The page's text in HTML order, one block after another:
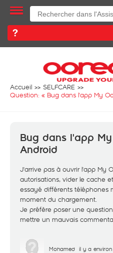
Accueil
SELFCARE
Question: « Bug dans l'app My
Bug dans l'app
Android
J'arrive pas à ouvrir l'app My
autorisations, vider le cache
essayé différents téléphones
moment du chargement.
Je préfère poser une
mettre un mauvais
Mohamed il y a